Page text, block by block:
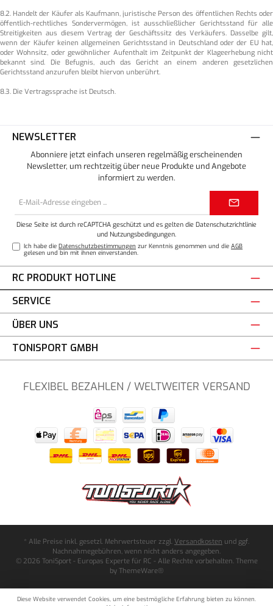
8.2. Handelt der Käufer als Kaufmann, juristische Person des öffentlichen Rechts oder
öffentlich-rechtliches Sondervermögen, ist ausschließlicher Gerichtsstand für alle
Streitigkeiten aus diesem Vertrag der Geschäftssitz des Verkäufers. Dasselbe gilt,
wenn der Käufer keinen allgemeinen Gerichtsstand in Deutschland oder der EU hat,
oder Wohnsitz, oder gewöhnlicher Aufenthalt im Zeitpunkt der Klageerhebung nicht
bekannt sind. Die Befugnis, auch das Gericht an einem anderen gesetzlichen
Gerichtsstand anzurufen bleibt hiervon unberührt.
8.3. Die Vertragssprache ist Deutsch.
NEWSLETTER
Abonniere jetzt einfach unseren regelmäßig erscheinenden
Newsletter, um rechtzeitig über neue Produkte und Angebote
informiert zu werden.
Diese Seite ist durch reCAPTCHA geschützt und es gelten die Datenschutzrichtlinie
und Nutzungsbedingungen
Ich habe dieDatenschutzbestimmungen zur Kenntnis genommen und dieAGB
gelesen und bin mit ihnen einverstanden.
RC PRODUKT HOTLINE
SERVICE
ÜBER UNS
TONISPORT GMBH
FLEXIBEL BEZAHLEN / WELTWEITER VERSAND
* Alle Preise inkl. gesetzl. Mehrwertsteuer zzgl. Versandkosten und ggf.
Nachnahmegebühren, wenn nicht anders angegeben.
© 2026 ToniSport - Europas Experte für RC - Alle Rechte vorbehalten. Theme
by ThemeWare®
Diese Website verwendet Cookies, um eine bestmögliche Erfahrung bieten zu können.